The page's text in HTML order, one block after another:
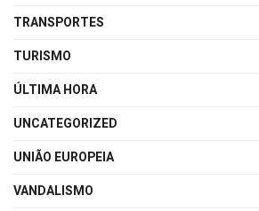
TRANSPORTES
TURISMO
ÚLTIMA HORA
UNCATEGORIZED
UNIÃO EUROPEIA
VANDALISMO